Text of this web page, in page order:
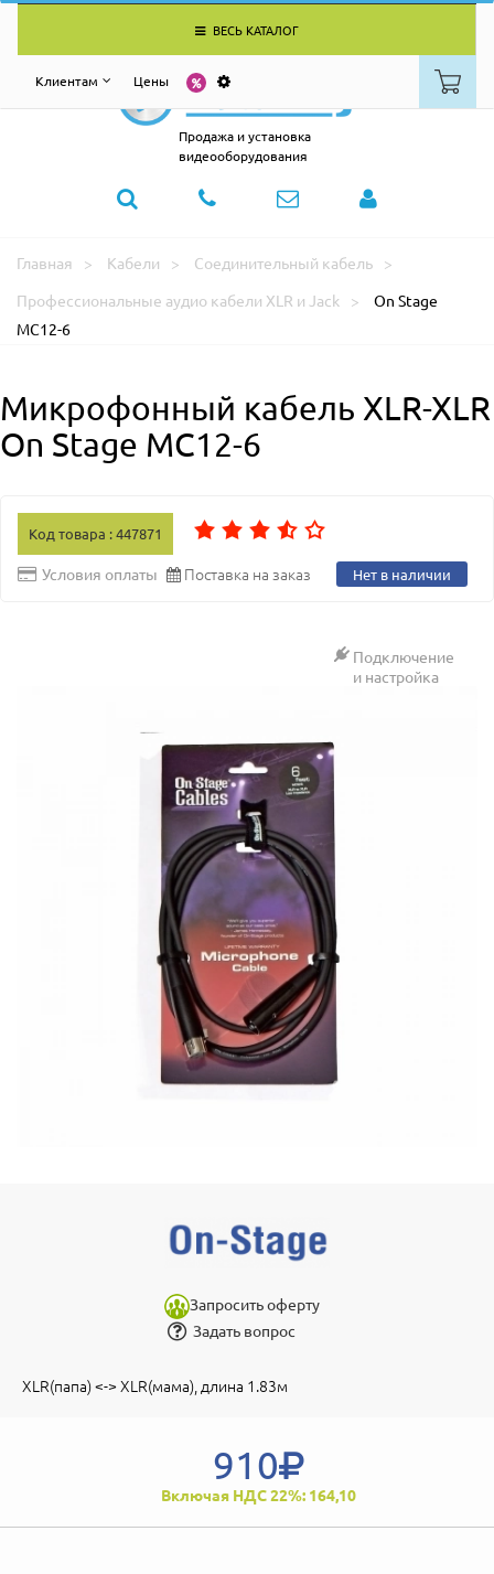
ВЕСЬ КАТАЛОГ
Клиентам Цены
Продажа и установка
видеооборудования
Главная Кабели
Соединительный кабель
Профессиональные аудио кабели XLR и Jack
On Stage
MC12-6
Микрофонный кабель XLR-XLR
On Stage MC12-6
Код товара : 447871
Условия оплаты Поставка на заказ Нет в наличии
Подключение
и настройка
Запросить оферту
Задать вопрос
XLR(папа) <-> XLR(мама), длина 1.83м
910
Включая НДС 22%: 164,10